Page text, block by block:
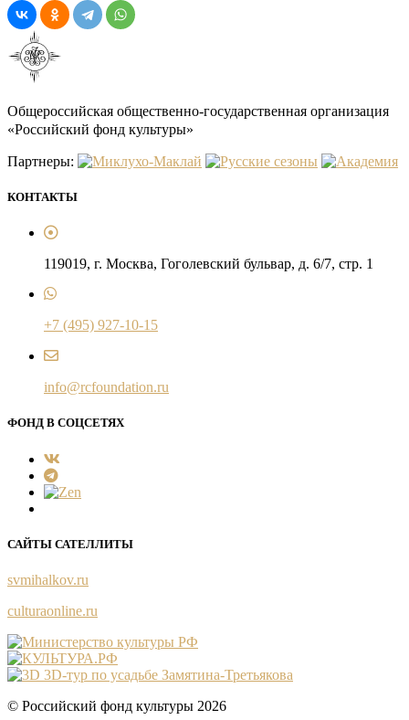
Общероссийская общественно-государственная организация
«Российский фонд культуры»
Партнеры:
КОНТАКТЫ
119019, г. Москва, Гоголевский бульвар, д. 6/7, стр. 1
+7 (495) 927-10-15
info@rcfoundation.ru
ФОНД В СОЦСЕТЯХ
САЙТЫ САТЕЛЛИТЫ
svmihalkov.ru
culturaonline.ru
3D-тур по усадьбе Замятина-Третьякова
© Российский фонд культуры 2026